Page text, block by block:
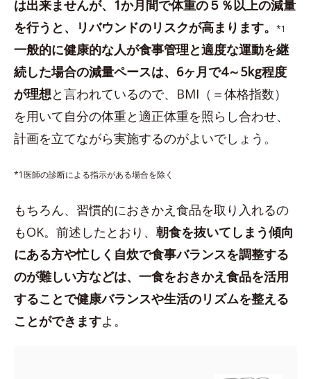
は出来ませんが、1か月間で体重の５％以上の減量
を行うと、リバウンドのリスクが高まります。
*1
一般的に健康的な人が食事管理と適度な運動を継
続した場合の減量ペースは、6ヶ月で4～5kg程度
が理想と言われているので、BMI（＝体格指数）
を用いて自分の体重と適正体重を照らし合わせ、
計画を立てながら実施するのがよいでしょう。
*1医師の診断による指示がある場合を除く
もちろん、習慣的におきかえ食品を取り入れるの
もOK。前述したとおり、 朝食を抜いてしまう傾向
にある方や忙しく自炊で食事バランスを調整する
のが難しい方などは、一食をおきかえ食品を活用
することで健康バランスや生活のリズムを整える
ことができますよ。